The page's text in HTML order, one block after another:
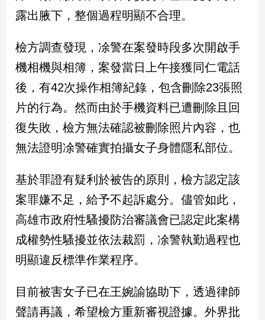
觀
兩
岸/
國
際
會/
地
方
新
冠
病
專
區
台
灣
露出腋下，整個過程明顯不合理。
檢方調查發現，凃警在案發時段多次開啟手
機相機與相簿，案發當日上午接獲同仁電話
後，有42次操作相簿紀錄，包含刪除23張照
片的行為。然而由於手機資料已遭刪除且回
復失敗，檢方無法確認被刪除照片內容，也
無法證明凃警確實拍攝女子身體隱私部位。
基於罪證有疑利於被告的原則，檢方認定該
案罪嫌不足，給予不起訴處分。儘管如此，
高雄市政府性騷擾防治審議會已認定此案構
成權勢性騷擾並依法裁罰，凃警執勤過程也
明顯違反標準作業程序。
目前被害女子已在王婉諭協助下，透過律師
聲請再議，希望檢方重新審視證據。外界批